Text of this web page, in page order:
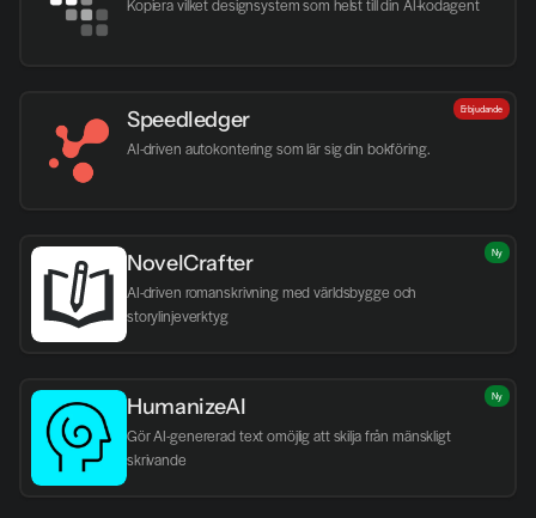
Kopiera vilket designsystem som helst till din AI-kodagent
Speedledger
AI-driven autokontering som lär sig din bokföring.
Erbjudande
NovelCrafter
AI-driven romanskrivning med världsbygge och
storylinjeverktyg
Ny
HumanizeAI
Gör AI-genererad text omöjlig att skilja från mänskligt
skrivande
Ny